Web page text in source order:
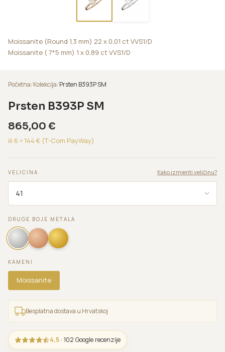
Moissanite (Round 1,3 mm) 22 x 0,01 ct VVS1/D
Moissanite ( 7*5 mm) 1 x 0,89 ct VVS1/D
Početna/Kolekcija/Prsten B393P SM
Prsten B393P SM
865,00 €
ili 6 × 144 € (T-Com PayWay)
VELICINA Kako izmjeriti veličinu?
DRUGE BOJE METALA
KAMENI
Moissanite
Besplatna dostava u Hrvatskoj
4,5 · 102 Google recenzije